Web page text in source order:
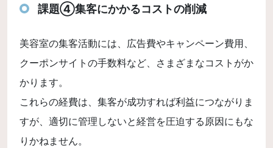
課題④集客にかかるコストの削減
美容室の集客活動には、広告費やキャンペーン費用、
クーポンサイトの手数料など、さまざまなコストがか
かります。
これらの経費は、集客が成功すれば利益につながりま
すが、適切に管理しないと経営を圧迫する原因にもな
りかねません。